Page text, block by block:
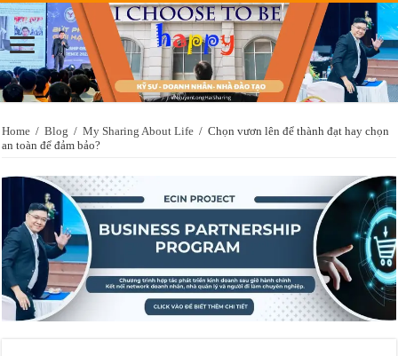
Home / Blog / My Sharing About Life / Chọn vươn lên để thành đạt hay chọn
an toàn để đảm bảo?